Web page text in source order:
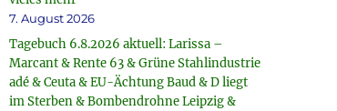
7. August 2026
Tagebuch 6.8.2026 aktuell: Larissa –
Marcant & Rente 63 & Grüne Stahlindustrie
adé & Ceuta & EU-Ächtung Baud & D liegt
im Sterben & Bombendrohne Leipzig &